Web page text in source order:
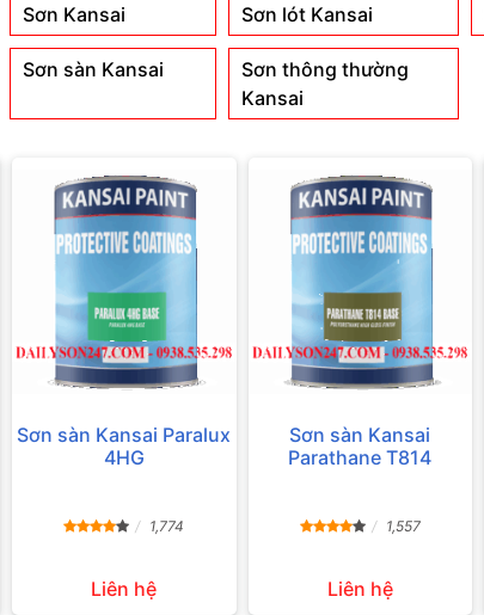
Sơn Kansai Sơn lót Kansai
Sơn sàn Kansai
Sơn thông thường
Kansai
Sơn sàn Kansai Paralux
4HG
1,774
Liên hệ
Sơn sàn Kansai
Parathane T814
1,557
Liên hệ